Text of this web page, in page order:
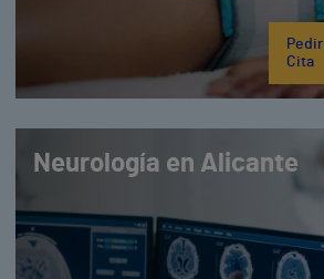
Pedir
Cita
Neurología en Alicante